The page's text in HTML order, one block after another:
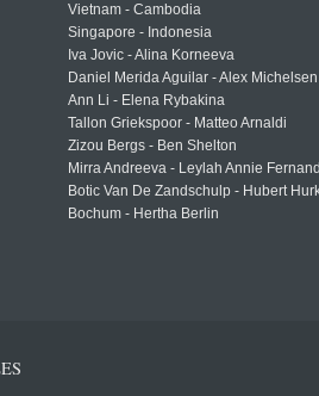
Vietnam - Cambodia
Singapore - Indonesia
Iva Jovic - Alina Korneeva
Daniel Merida Aguilar - Alex Michelsen
Ann Li - Elena Rybakina
Tallon Griekspoor - Matteo Arnaldi
Zizou Bergs - Ben Shelton
Mirra Andreeva - Leylah Annie
Botic Van De Zandschulp - Hubert
Bochum - Hertha Berlin